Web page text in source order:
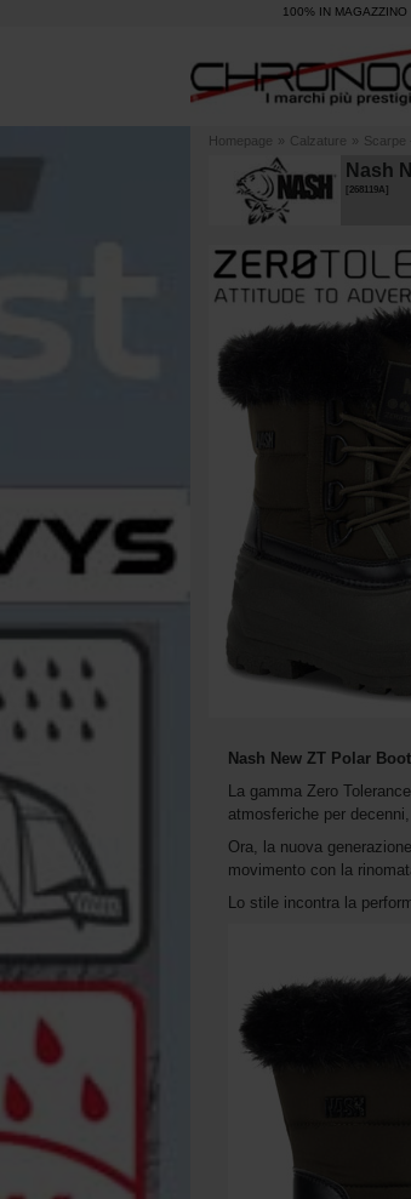
100% IN MAGAZZINO
Homepage » Calzature » Scarpe
Nash
268119A]
Nash New ZT Polar
La gamma Zero
atmosferiche per
Ora, la nuova
movimento con la
Lo stile incontra la